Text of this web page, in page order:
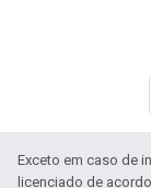
Exceto em caso de
licenciado de